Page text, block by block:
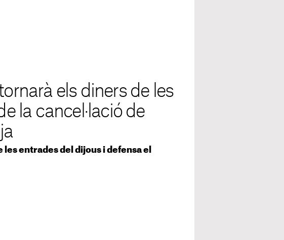
els diners de les
la cancel·lació de
entrades del dijous i defensa el